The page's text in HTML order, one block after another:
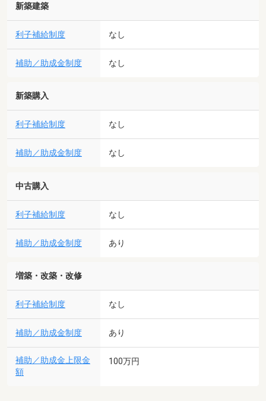
新築建築
利子補給制度 なし
補助／助成金制度 なし
新築購入
利子補給制度 なし
補助／助成金制度 なし
中古購入
利子補給制度 なし
補助／助成金制度 あり
増築・改築・改修
利子補給制度 なし
補助／助成金制度 あり
補助／助成金上限金
額
100万円